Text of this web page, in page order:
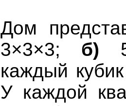
Дом
3×3×3; б)
каждый
У каждой